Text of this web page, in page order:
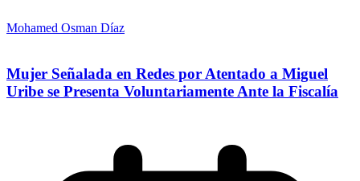
Mohamed Osman Díaz
Mujer Señalada en Redes por Atentado a Miguel
Uribe se Presenta Voluntariamente Ante la Fiscalía